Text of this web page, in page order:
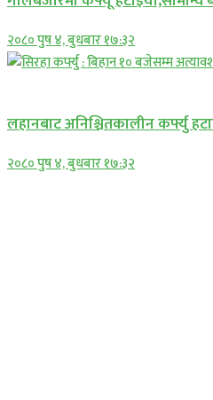
२०८० पुष ४, बुधबार १७:३२
लहानबाट अनिश्चितकालीन कर्फ्यु
२०८० पुष ४, बुधबार १७:३२